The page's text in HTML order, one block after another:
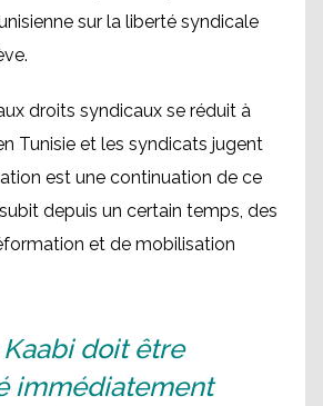
sur la liberté syndicale
droits syndicaux se réduit à
Tunisie et les syndicats jugent
est une continuation de ce
depuis un certain temps, des
et de mobilisation
Kaabi doit être
immédiatement